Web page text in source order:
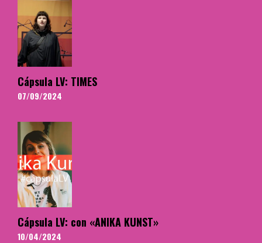
Cápsula LV: TIMES
07/09/2024
Cápsula LV: con «ANIKA KUNST»
10/04/2024